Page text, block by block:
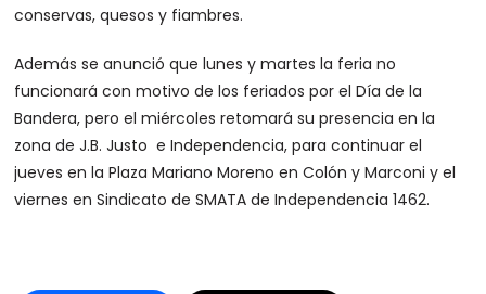
conservas, quesos y fiambres.
Además se anunció que lunes y martes la feria no
funcionará con motivo de los feriados por el Día de la
Bandera, pero el miércoles retomará su presencia en la
zona de J.B. Justo e Independencia, para continuar el
jueves en la Plaza Mariano Moreno en Colón y Marconi y el
viernes en Sindicato de SMATA de Independencia 1462.